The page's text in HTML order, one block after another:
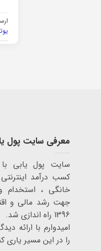
معرفی سایت پول
سایت پول یابی
کسب درآمد
خانگی ، استخدام و
جهت رشد مالی و
1396 راه اندازی شد.
امیدوارم با ارائه
را در این مسیر یاری